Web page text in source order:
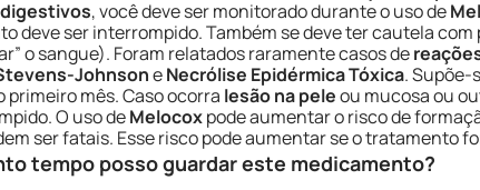
, você deve ser monitorado durante o uso de
deve ser interrompido. Também se deve ter cautela
o sangue). Foram relatados raramente casos de
JohnsoneNecrólise Epidérmica Tóxica. Supõe-
mês. Caso ocorra lesão na peleou mucosa ou
O uso deMelocoxpode aumentar o risco de
ser fatais. Esse risco pode aumentar se o tratamento
tempo posso guardar este medicamento?